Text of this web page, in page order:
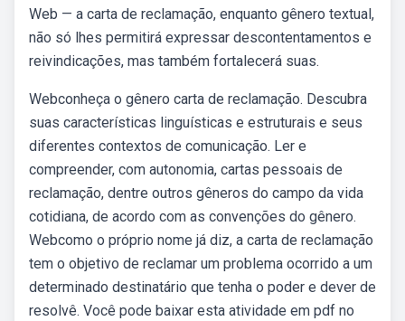
Web — a carta de reclamação, enquanto gênero textual,
não só lhes permitirá expressar descontentamentos e
reivindicações, mas também fortalecerá suas.
Webconheça o gênero carta de reclamação. Descubra
suas características linguísticas e estruturais e seus
diferentes contextos de comunicação. Ler e
compreender, com autonomia, cartas pessoais de
reclamação, dentre outros gêneros do campo da vida
cotidiana, de acordo com as convenções do gênero.
Webcomo o próprio nome já diz, a carta de reclamação
tem o objetivo de reclamar um problema ocorrido a um
determinado destinatário que tenha o poder e dever de
resolvê. Você pode baixar esta atividade em pdf no